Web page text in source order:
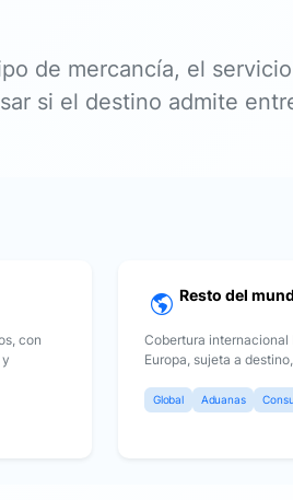
de mercancía, el
si el destino admite
con
Resto del
Cobertura internacional
Europa, sujeta a
Global Aduanas